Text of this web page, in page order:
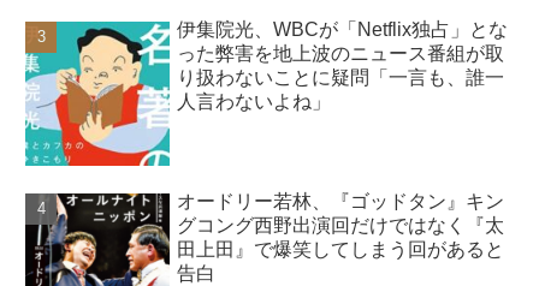
伊集院光、WBCが「Netflix独占」とな
った弊害を地上波のニュース番組が取
り扱わないことに疑問「一言も、誰一
人言わないよね」
オードリー若林、『ゴッドタン』キン
グコング西野出演回だけではなく『太
田上田』で爆笑してしまう回があると
告白